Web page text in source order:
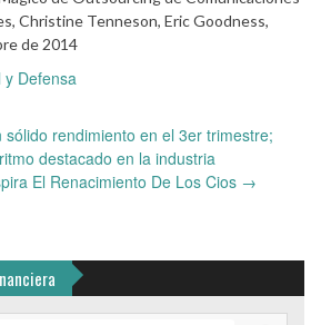
Christine Tenneson, Eric Goodness,
de 2014
y Defensa
sólido rendimiento en el 3er trimestre;
destacado en la industria
El Renacimiento De Los Cios →